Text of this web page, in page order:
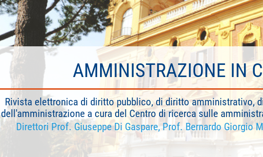
AMMINISTRAZIONE IN
Rivista elettronica di diritto pubblico, di diritto amministrativo,
dell'amministrazione a cura del Centro di ricerca sulle
Direttori Prof. Giuseppe Di Gaspare, Prof. Bernardo Giorgio